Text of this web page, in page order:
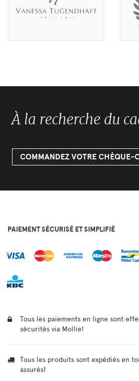
À la recherche du
COMMANDEZ VOTRE CHÈQUE-
PAIEMENT SÉCURISÉ ET SIMPLIFIÉ
Tous les paiements en ligne sont
sécurités via Mollie!
Tous les produits sont expédiés en
assurés!